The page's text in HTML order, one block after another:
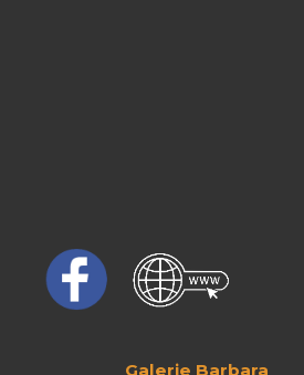
Galerie Barbara